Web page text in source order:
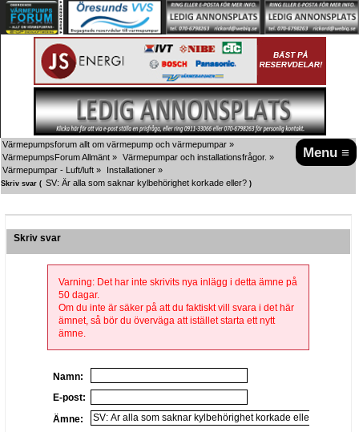
Menu ≡
Värmepumpsforum allt om värmepump och värmepumpar »
VärmepumpsForum Allmänt » Värmepumpar och installationsfrågor. »
Värmepumpar - Luft/luft » Installationer »
Skriv svar ( SV: Är alla som saknar kylbehörighet korkade eller? )
Skriv svar
Varning: Det har inte skrivits nya inlägg i detta ämne på
50 dagar.
Om du inte är säker på att du faktiskt vill svara i det här
ämnet, så bör du överväga att istället starta ett nytt
ämne.
Namn:
E-post:
Ämne: